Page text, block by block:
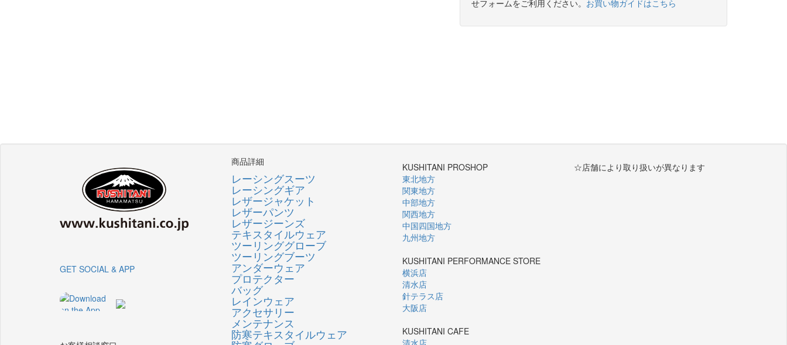
せフォームをご利用ください。 お買い物ガイドはこちら
GET SOCIAL & APP
商品詳細
レーシングスーツ
レーシングギア
レザージャケット
レザーパンツ
レザージーンズ
テキスタイルウェア
ツーリンググローブ
ツーリングブーツ
アンダーウェア
プロテクター
バッグ
レインウェア
アクセサリー
メンテナンス
防寒テキスタイルウェア
KUSHITANI PROSHOP
東北地方
関東地方
中部地方
関西地方
中国四国地方
九州地方
KUSHITANI PERFORMANCE STORE
横浜店
清水店
針テラス店
大阪店
KUSHITANI CAFE
清水店
☆店舗により取り扱いが異なります